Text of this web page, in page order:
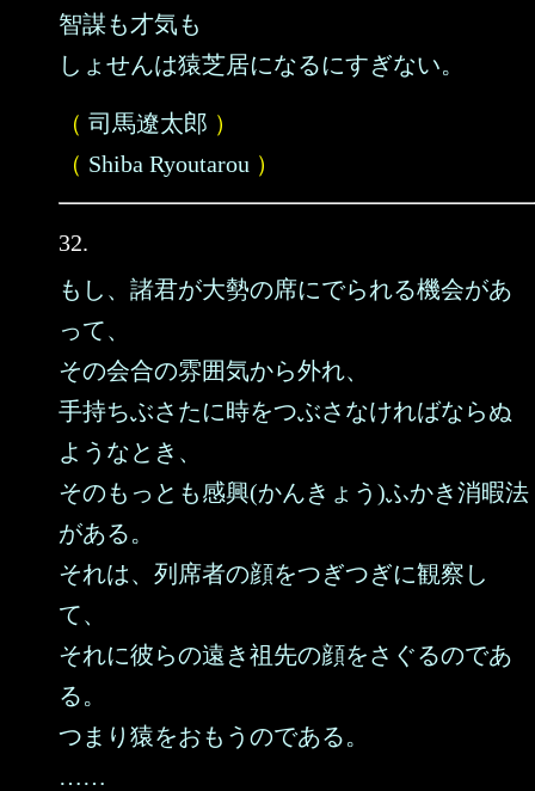
智謀も才気も
しょせんは猿芝居になるにすぎない。
（ 司馬遼太郎 ）
（ Shiba Ryoutarou ）
32.
もし、諸君が大勢の席にでられる機会があ
って、
その会合の雰囲気から外れ、
手持ちぶさたに時をつぶさなければならぬ
ようなとき、
そのもっとも感興(かんきょう)ふかき消暇法
がある。
それは、列席者の顔をつぎつぎに観察し
て、
それに彼らの遠き祖先の顔をさぐるのであ
る。
つまり猿をおもうのである。
……